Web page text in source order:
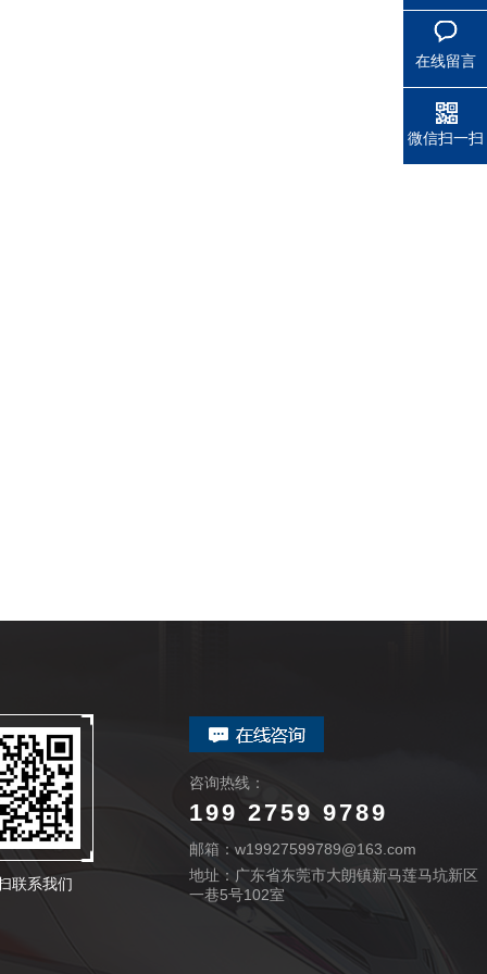
联系我们
咨询热线：
199 2759 9789
邮箱：w19927599789@163.com
地址：广东省东莞市大朗镇新马莲马坑新区
一巷5号102室
在线留言
微信扫一扫